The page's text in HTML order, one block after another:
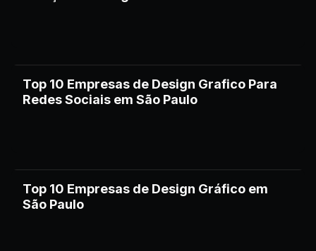
Top 10 Empresas de Design Grafico Para
Redes Sociais em São Paulo
Top 10 Empresas de Design Gráfico em
São Paulo